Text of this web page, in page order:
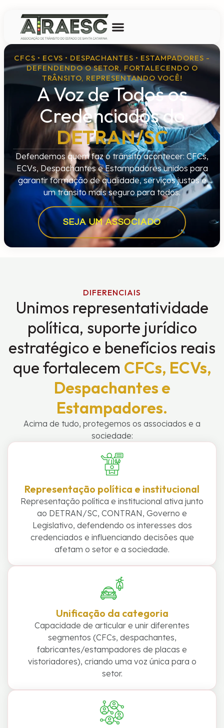
CFCS • ECVS • DESPACHANTES • ESTAMPADORES -
DEFENDENDO O SETOR, FORTALECENDO O
TRÂNSITO, REPRESENTANDO VOCÊ!
A Voz de Todos os
Credenciados do
DETRAN/SC
Defendemos quem faz o trânsito acontecer: CFCs,
ECVs, Despachantes e Estampadores unidos para
garantir formação de qualidade, serviços justos e
um trânsito mais seguro para todos.
SEJA UM ASSOCIADO
DIFERENCIAIS
Unimos representatividade
política, suporte jurídico
estratégico e benefícios reais
que fortalecem CFCs, ECVs,
Despachantes e
Estampadores.
Acima de tudo, protegemos os associados e a
sociedade:
Representação política e institucional
Representação política e institucional ativa junto
ao DETRAN/SC, CONTRAN, Governo e
Legislativo, defendendo os interesses dos
credenciados e influenciando decisões que
afetam o setor e a sociedade.
Unificação da categoria
Capacidade de articular e unir diferentes
segmentos (CFCs, despachantes,
fabricantes/estampadores de placas e
vistoriadores), criando uma voz única para o
setor.